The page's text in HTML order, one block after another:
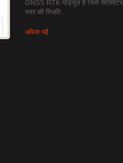
GNSS RTK मॉड्यूल है जिसे सेंटीमीटर
स्तर की स्थिति...
अधिक पढ़ें